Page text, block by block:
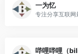
一为忆